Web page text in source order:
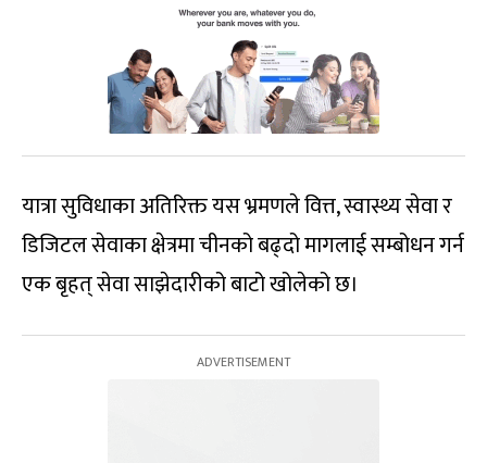
यात्रा सुविधाका अतिरिक्त यस भ्रमणले वित्त, स्वास्थ्य सेवा र
डिजिटल सेवाका क्षेत्रमा चीनको बढ्दो मागलाई सम्बोधन गर्न
एक बृहत् सेवा साझेदारीको बाटो खोलेको छ।